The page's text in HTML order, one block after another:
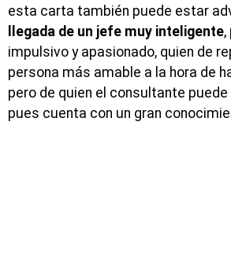
esta carta también puede estar
llegada de un jefe muy inteligente,
impulsivo y apasionado, quien de
persona más amable a la hora de
pero de quien el consultante
pues cuenta con un gran